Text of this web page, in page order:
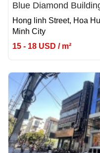
Blue Diamond
Hong linh Street, Hoa
Minh City
15 - 18 USD / m²